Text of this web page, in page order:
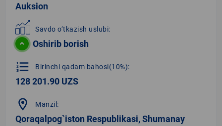
Auksion
Savdo o‘tkazish uslubi:
Oshirib borish
format_list_numbered Birinchi qadam bahosi(10%):
128 201.90 UZS
location_on Manzil:
Qoraqalpog`iston Respublikasi, Shumanay